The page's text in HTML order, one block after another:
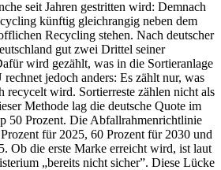
seit Jahren gestritten wird: Demnach
künftig gleichrangig neben dem
Recycling stehen. Nach deutscher
gut zwei Drittel seiner
wird gezählt, was in die Sortieranlage
jedoch anders: Es zählt nur, was
recycelt wird. Sortierreste zählen nicht als
Methode lag die deutsche Quote im
50 Prozent. Die Abfallrahmenrichtlinie
für 2025, 60 Prozent für 2030 und
Ob die erste Marke erreicht wird, ist laut
„bereits nicht sicher”. Diese Lücke